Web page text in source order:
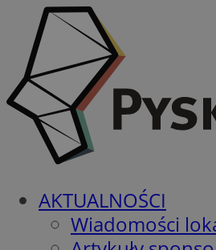
AKTUALNOŚCI
Wiadomości